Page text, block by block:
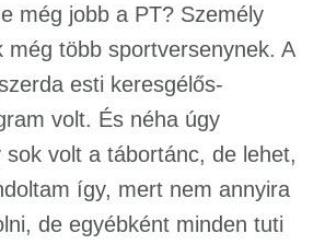
még jobb a PT? Személy
még több sportversenynek. A
esti keresgélős-
volt. És néha úgy
volt a tábortánc, de lehet,
így, mert nem annyira
de egyébként minden tuti